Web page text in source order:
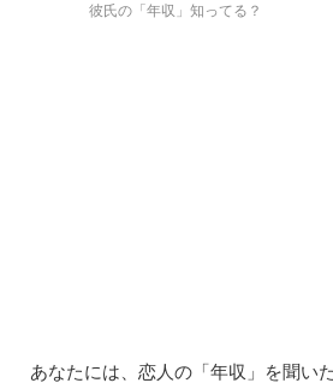
彼氏の「年収」知ってる？
あなたには、恋人の「年収」を聞い